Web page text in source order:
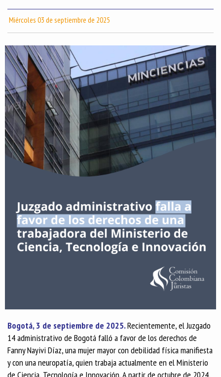
Miércoles 03 de septiembre de 2025
Bogotá, 3 de septiembre de 2025.Recientemente, el Juzgado
14 administrativo de Bogotá falló a favor de los derechos de
Fanny Nayivi Díaz, una mujer mayor con debilidad física manifiesta
y con una neuropatía, quien trabaja actualmente en el Ministerio
de Ciencia, Tecnología e Innovación. A partir de octubre de 2024,